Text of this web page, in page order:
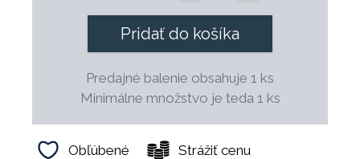
Pridať do košíka
Predajné balenie obsahuje 1 ks
Minimálne množstvo je teda 1 ks
Obľúbené
Strážiť cenu